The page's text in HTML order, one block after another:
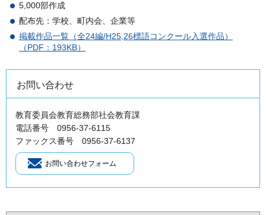
5,000部作成
配布先：学校、町内会、企業等
掲載作品一覧（全24編/H25,26標語コンクール入選作品）
（PDF：193KB）
お問い合わせ
教育委員会教育総務部社会教育課
電話番号 0956-37-6115
ファックス番号 0956-37-6137